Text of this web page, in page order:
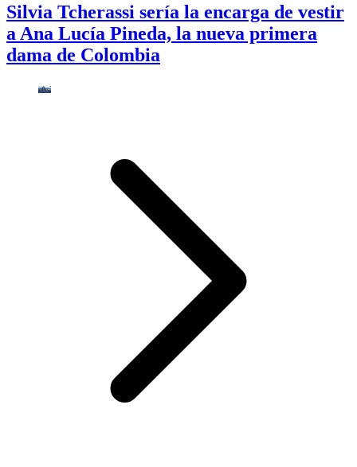
Silvia Tcherassi sería la encarga de vestir
a Ana Lucía Pineda, la nueva primera
dama de Colombia